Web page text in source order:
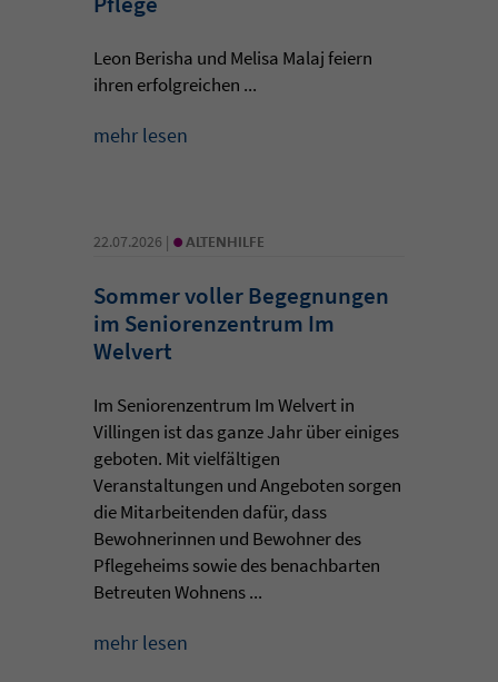
Leon Berisha und Melisa Malaj feiern
ihren erfolgreichen ...
mehr lesen
22.07.2026 | • ALTENHILFE
Sommer voller Begegnungen
im Seniorenzentrum Im
Welvert
Im Seniorenzentrum Im Welvert in
Villingen ist das ganze Jahr über einiges
geboten. Mit vielfältigen
Veranstaltungen und Angeboten sorgen
die Mitarbeitenden dafür, dass
Bewohnerinnen und Bewohner des
Pflegeheims sowie des benachbarten
Betreuten Wohnens ...
mehr lesen